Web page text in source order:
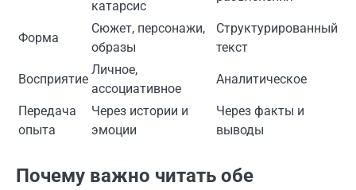
катарсис
Форма
Сюжет, персонажи,
образы
Структурированный
текст
Восприятие
Личное,
ассоциативное
Аналитическое
Передача
опыта
Через истории и
эмоции
Через факты и
выводы
Почему важно читать обе